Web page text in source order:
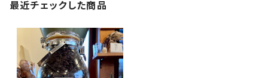
最近チェックした商品